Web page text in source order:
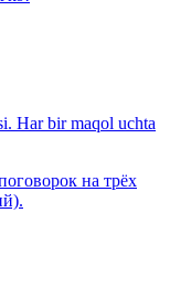
Har bir maqol uchta
на трёх